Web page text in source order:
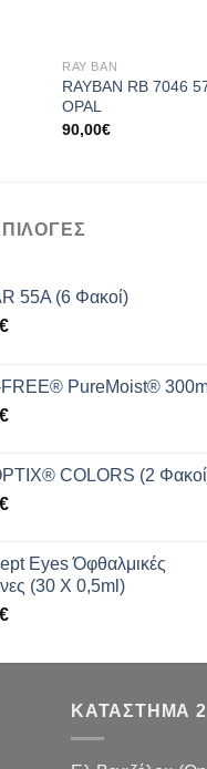
RAY BAN
RAYBAN RB 7046
OPAL
90,00€
55A (6 Φακοί)
€
PureMoist®
€
COLORS (2
€
Eyes Όφθαλμικές
(30 Χ 0,5ml)
€
ΚΑΤΑΣΤΗΜΑ 2